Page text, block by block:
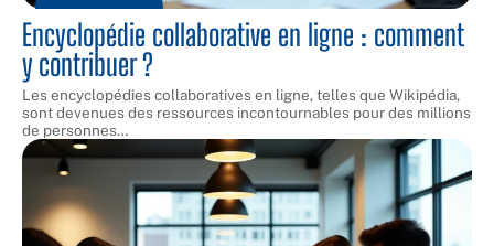
Encyclopédie collaborative en ligne : comment
y contribuer ?
Les encyclopédies collaboratives en ligne, telles que Wikipédia,
sont devenues des ressources incontournables pour des millions
de personnes…